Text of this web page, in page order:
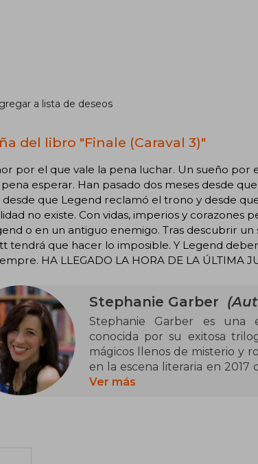
a lista de deseos
del libro "Finale (Caraval 3)"
por el que vale la pena luchar. Un sueño
esperar. Han pasado dos meses desde
desde que Legend reclamó el trono y desde
no existe. Con vidas, imperios y corazones
o en un antiguo enemigo. Tras descubrir
tendrá que hacer lo imposible. Y Legend
HA LLEGADO LA HORA DE LA ÚLTIMA
Stephanie Garber
Stephanie Garber es una
conocida por su exitosa
mágicos llenos de misterio y
en la escena literaria en 2017
bestseller internacional.
Ver más